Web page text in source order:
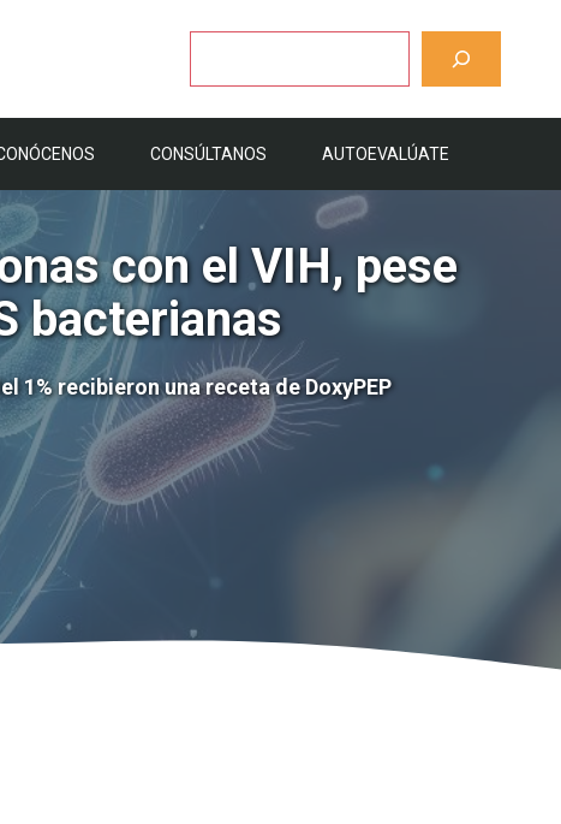
CONSÚLTANOS AUTOEVALÚATE
con el VIH, pese
bacterianas
1% recibieron una receta de DoxyPEP